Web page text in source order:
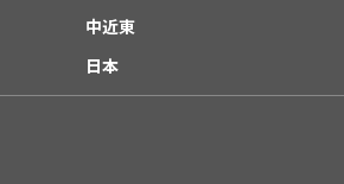
中近東
日本